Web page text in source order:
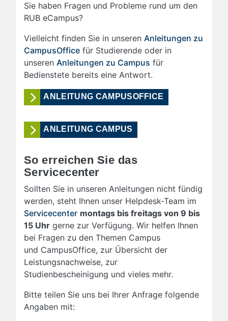
Sie haben Fragen und Probleme rund um den
RUB eCampus?
Vielleicht finden Sie in unseren Anleitungen zu
CampusOffice für Studierende oder in
unseren Anleitungen zu Campus für
Bedienstete bereits eine Antwort.
ANLEITUNG CAMPUSOFFICE
ANLEITUNG CAMPUS
So erreichen Sie das
Servicecenter
Sollten Sie in unseren Anleitungen nicht fündig
werden, steht Ihnen unser Helpdesk-Team im
Servicecenter montags bis freitags von 9 bis
15 Uhr gerne zur Verfügung. Wir helfen Ihnen
bei Fragen zu den Themen Campus
und CampusOffice, zur Übersicht der
Leistungsnachweise, zur
Studienbescheinigung und vieles mehr.
Bitte teilen Sie uns bei Ihrer Anfrage folgende
Angaben mit: